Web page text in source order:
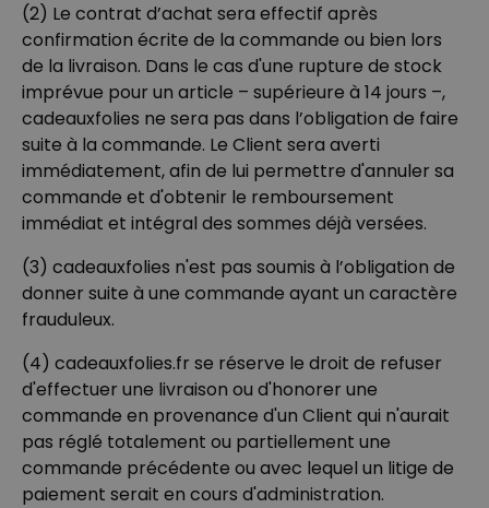
(2) Le contrat d’achat sera effectif après
confirmation écrite de la commande ou bien lors
de la livraison. Dans le cas d'une rupture de stock
imprévue pour un article – supérieure à 14 jours –,
cadeauxfolies ne sera pas dans l’obligation de faire
suite à la commande. Le Client sera averti
immédiatement, afin de lui permettre d'annuler sa
commande et d'obtenir le remboursement
immédiat et intégral des sommes déjà versées.
(3) cadeauxfolies n'est pas soumis à l’obligation de
donner suite à une commande ayant un caractère
frauduleux.
(4) cadeauxfolies.fr se réserve le droit de refuser
d'effectuer une livraison ou d'honorer une
commande en provenance d'un Client qui n'aurait
pas réglé totalement ou partiellement une
commande précédente ou avec lequel un litige de
paiement serait en cours d'administration.